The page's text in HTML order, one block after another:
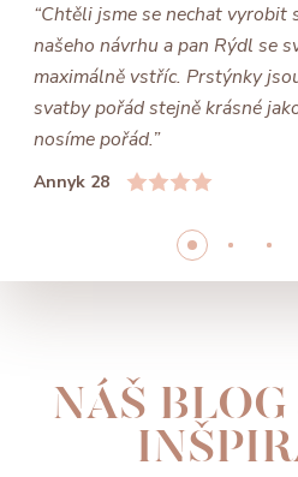
“Chtěli jsme se nechat
našeho návrhu a pan Rýdl se
maximálně vstříc. Prstýnky
svatby pořád stejně krásné
nosíme pořád.”
Annyk 28
NÁŠ